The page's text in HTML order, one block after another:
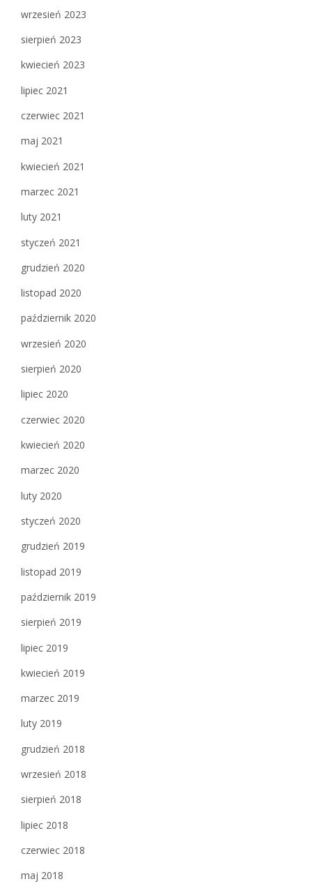
wrzesień 2023
sierpień 2023
kwiecień 2023
lipiec 2021
czerwiec 2021
maj 2021
kwiecień 2021
marzec 2021
luty 2021
styczeń 2021
grudzień 2020
listopad 2020
październik 2020
wrzesień 2020
sierpień 2020
lipiec 2020
czerwiec 2020
kwiecień 2020
marzec 2020
luty 2020
styczeń 2020
grudzień 2019
listopad 2019
październik 2019
sierpień 2019
lipiec 2019
kwiecień 2019
marzec 2019
luty 2019
grudzień 2018
wrzesień 2018
sierpień 2018
lipiec 2018
czerwiec 2018
maj 2018